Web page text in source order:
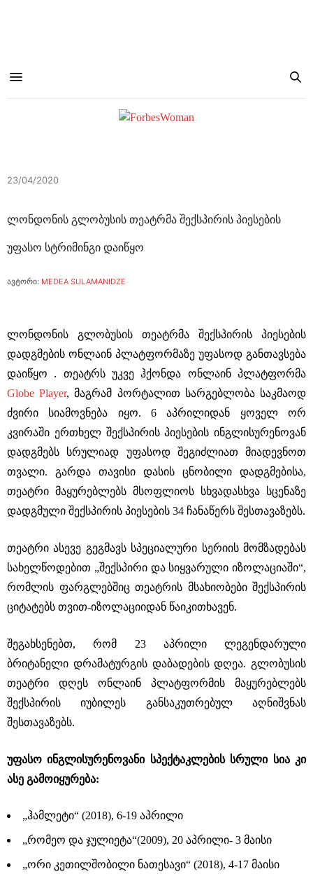
23/04/2020
ლონდონის გლობუსის თეატრმა შექსპირის პიესების
უფასო სტრიმინგი დაიწყო
ავტორი: MEDEA SULAMANIDZE
ლონდონის გლობუსის თეატრმა შექსპირის პიესების
დადგმების ონლაინ პლატფორმაზე უფასოდ განთავსება
დაიწყო . თეატრს უკვე ჰქონდა ონლაინ პლატფორმა
Globe Player, მაგრამ პორტალით სარგებლობა საკმაოდ
ძვირი სიამოვნება იყო. 6 აპრილიდან ყოველ ორ
კვირაში ერთხელ შექსპირის პიესების ინგლისურენოვან
დადგმებს სრულიად უფასოდ შეგიძლიათ მიადევნოთ
თვალი. გარდა თავისი დასის ცნობილი დადგმებისა,
თეატრი მაყურებლებს მსოფლიოს სხვადასხვა სცენაზე
დადგმული შექსპირის პიესების 34 ჩანაწერს შესთავაზებს.
თეატრი ასევე გეგმავს სპეციალური სერიის მომზადებას
სახელწოდებით „შექსპირი და სიყვარული იზოლაციაში“,
რომლის ფარგლებშიც თეატრის მსახიობები შექსპირის
ციტატებს თვით-იზოლაციიდან წაიკითხავენ.
შეგახსენებთ, რომ 23 აპრილი ლეგენდარული
ბრიტანელი დრამატურგის დაბადების დღეა. გლობუსის
თეატრი დღეს ონლაინ პლატფორმის მაყურებლებს
შექსპირის იუბილეს განსაკუთრებულ აღნიშვნას
შესთავაზებს.
უფასო ინგლისურენოვანი სპექტაკლების სრული სია კი
ასე გამოიყურება:
„ჰამლეტი“ (2018), 6-19 აპრილი
„რომეო და ჯულიეტა“(2009), 20 აპრილი- 3 მაისი
„ორი კეთილშობილი ნათესავი“ (2018), 4-17 მაისი